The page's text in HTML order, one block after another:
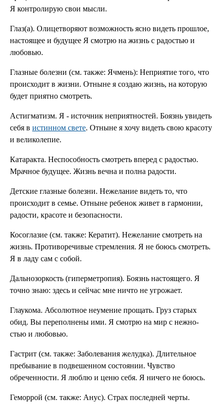
Я кон­тролирую свои мысли.
Глаз(а). Олицетворяют возможность ясно видеть прошлое,
насто­ящее и будущее Я смотрю на жизнь с радос­тью и
любовью.
Глазные болезни (см. также: Ячмень): Неприятие того, что
проис­ходит в жизни. Отныне я создаю жизнь, на которую
будет приятно смотреть.
Астигматизм. Я - источник неприятнос­тей. Боязнь увидеть
себя в истинном свете. Отныне я хочу видеть свою красоту
и великолепие.
Катаракта. Неспособность смотреть вперед с радостью.
Мрачное будущее. Жизнь вечна и полна радости.
Детские глазные болезни. Нежелание видеть то, что
происходит в семье. Отныне ребенок живет в гар­монии,
радости, красоте и без­опасности.
Косоглазие (см. также: Кератит). Нежелание смотреть на
жизнь. Противоречивые стремления. Я не боюсь смотреть.
Я в ла­ду сам с собой.
Дальнозоркость (гиперметропия). Боязнь настоящего. Я
точно знаю: здесь и сей­час мне ничто не угрожает.
Глаукома. Абсолютное неумение про­щать. Груз старых
обид. Вы переполнены ими. Я смотрю на мир с нежно­
стью и любовью.
Гастрит (см. также: Заболевания желудка). Длительное
пребывание в подвешенном состоянии. Чувство
обреченности. Я люблю и ценю себя. Я ничего не боюсь.
Геморрой (см. также: Анус). Страх последней черты.